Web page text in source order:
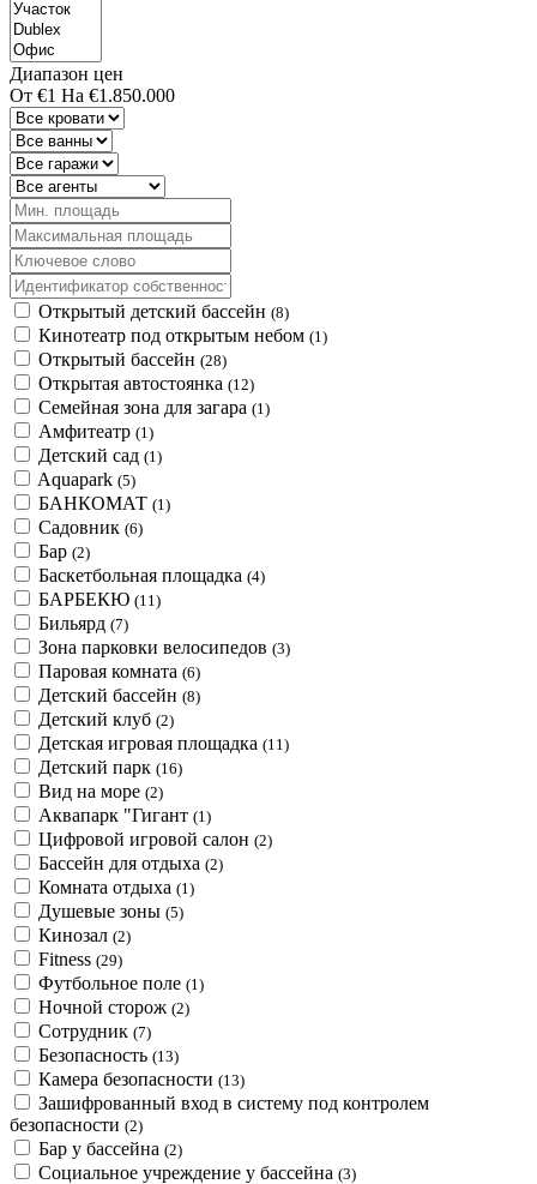
Диапазон цен
От €1 На €1.850.000
Открытый детский бассейн (8)
Кинотеатр под открытым небом (1)
Открытый бассейн (28)
Открытая автостоянка (12)
Семейная зона для загара (1)
Амфитеатр (1)
Детский сад (1)
Aquapark (5)
БАНКОМАТ (1)
Садовник (6)
Бар (2)
Баскетбольная площадка (4)
БАРБЕКЮ (11)
Бильярд (7)
Зона парковки велосипедов (3)
Паровая комната (6)
Детский бассейн (8)
Детский клуб (2)
Детская игровая площадка (11)
Детский парк (16)
Вид на море (2)
Аквапарк "Гигант (1)
Цифровой игровой салон (2)
Бассейн для отдыха (2)
Комната отдыха (1)
Душевые зоны (5)
Кинозал (2)
Fitness (29)
Футбольное поле (1)
Ночной сторож (2)
Сотрудник (7)
Безопасность (13)
Камера безопасности (13)
Зашифрованный вход в систему под контролем
безопасности (2)
Бар у бассейна (2)
Социальное учреждение у бассейна (3)